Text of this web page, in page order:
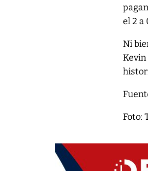
el 2 a
Ni
Foto: